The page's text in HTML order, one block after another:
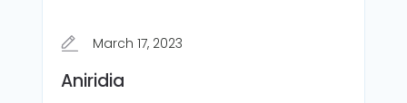
March 17, 2023
Aniridia